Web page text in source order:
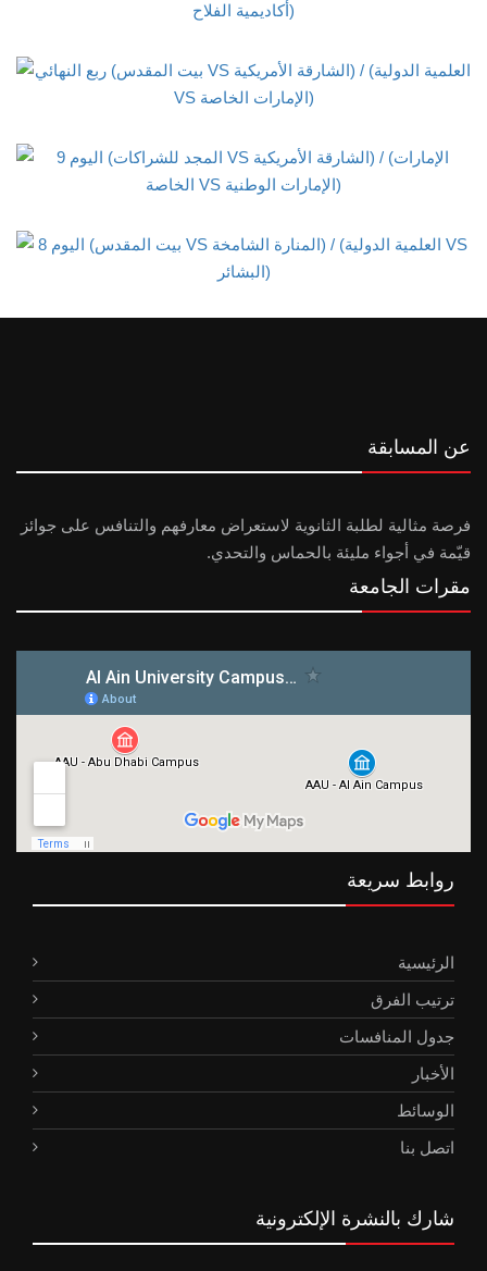
عن المسابقة
فرصة مثالية لطلبة الثانوية لاستعراض معارفهم والتنافس على جوائز
قيّمة في أجواء مليئة بالحماس والتحدي.
مقرات الجامعة
روابط سريعة
الرئيسية
ترتيب الفرق
جدول المنافسات
الأخبار
الوسائط
اتصل بنا
شارك بالنشرة الإلكترونية